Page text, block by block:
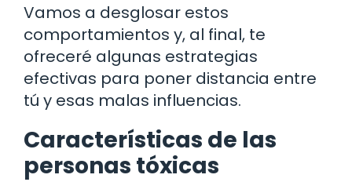
Vamos a desglosar estos
comportamientos y, al final, te
ofreceré algunas estrategias
efectivas para poner distancia entre
tú y esas malas influencias.
Características de las
personas tóxicas